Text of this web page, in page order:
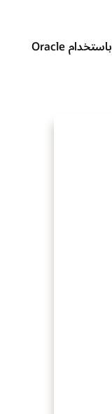
العملاء الذين يُبسّطون تقديم الخدمات باستخدام Oracle